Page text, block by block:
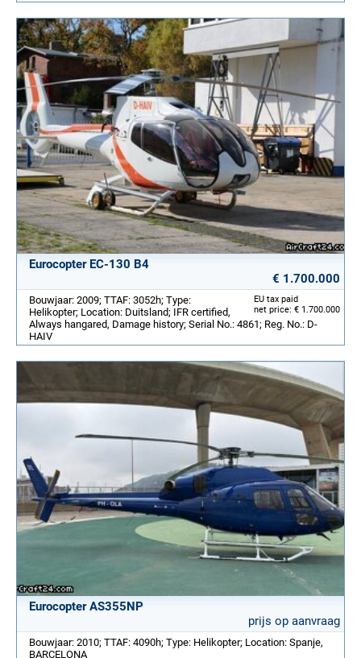
Eurocopter EC-130 B4
€ 1.700.000
EU tax paid
net price: € 1.700.000
Bouwjaar: 2009; TTAF: 3052h; Type:
Helikopter; Location: Duitsland; IFR certified,
Always hangared, Damage history; Serial No.: 4861; Reg. No.: D-
HAIV
Eurocopter AS355NP
prijs op aanvraag
Bouwjaar: 2010; TTAF: 4090h; Type: Helikopter; Location: Spanje,
BARCELONA